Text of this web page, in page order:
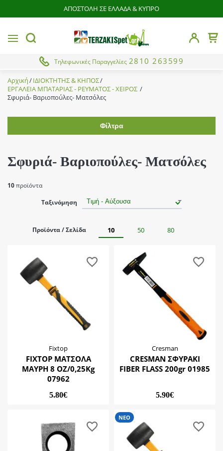
ΑΠΟΣΤΟΛΗ ΣΕ ΕΛΛΑΔΑ & ΚΥΠΡΟ
Τηλεφωνικές Παραγγελίες 2810 263599
MENUbutton.search Το
Αρχική
ΙΔΙΟΚΤΗΤΗΣ & ΚΗΠΟΣ
ΕΡΓΑΛΕΙΑ ΜΠΑΤΑΡΙΑΣ - ΡΕΥΜΑΤΟΣ - ΧΕΙΡΟΣ
Σφυριά- Βαριοπούλες- Ματσόλες
Φίλτρα
Brands
Cresman
Total
BEST SELLER
Βαριοπούλα
Ματσόλα
Σκεπάρνι
Σφυριά- Βαριοπούλες- Ματσόλες
10προϊόντα
Ταξινόμηση
Προϊόντα / Σελίδα 10 50 80
Fixtop
FIXTOP ΜΑΤΣΟΛΑ
ΜΑΥΡΗ 8 ΟΖ/0,25Kg
07962
5.80€
Cresman
CRESMAN ΣΦΥΡΑΚΙ
FIBER FLASS 200gr 01985
5.90€
ΝΕΟ